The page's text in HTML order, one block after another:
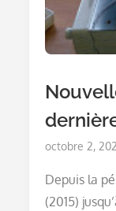
Posted
octobre 2,
Depuis la
(2015)